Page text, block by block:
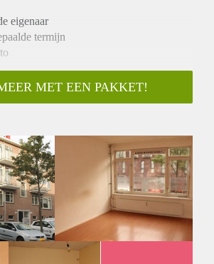
eigenaar
termijn
Nee
Afhankelijk van de Eigenaar
Ja
Afhankelijk van de Eigenaar
MET EEN PAKKET!